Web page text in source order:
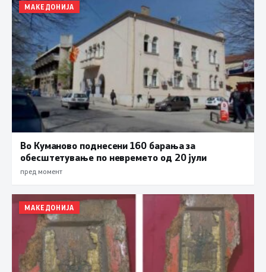
МАКЕДОНИЈА
Во Куманово поднесени 160 барања за
обесштетување по невремето од 20 јули
пред момент
МАКЕДОНИЈА